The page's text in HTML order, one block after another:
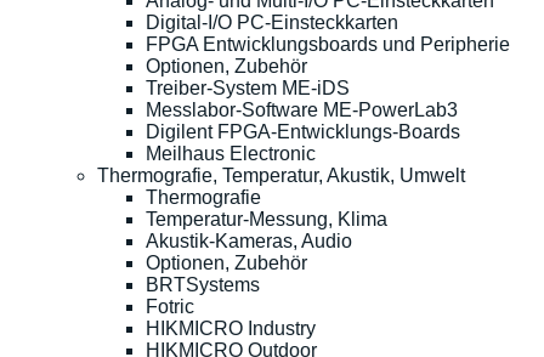
Digital-I/O PC-Einsteckkarten
FPGA Entwicklungsboards und Peripherie
Optionen, Zubehör
Treiber-System ME-iDS
Messlabor-Software ME-PowerLab3
Digilent FPGA-Entwicklungs-Boards
Meilhaus Electronic
Thermografie, Temperatur, Akustik, Umwelt
Thermografie
Temperatur-Messung, Klima
Akustik-Kameras, Audio
Optionen, Zubehör
BRTSystems
Fotric
HIKMICRO Industry
HIKMICRO Outdoor